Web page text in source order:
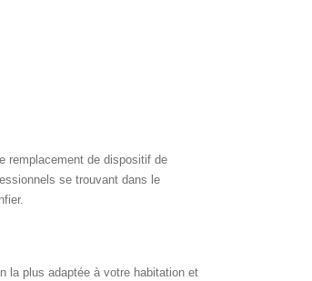
remplacement de dispositif de
se trouvant dans le
la plus adaptée à votre habitation et